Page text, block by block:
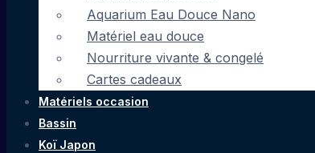
Aquarium Eau Douce Nano
Matériel eau douce
Nourriture vivante & congelé
Cartes cadeaux
Matériels occasion
Bassin
Koï Japon